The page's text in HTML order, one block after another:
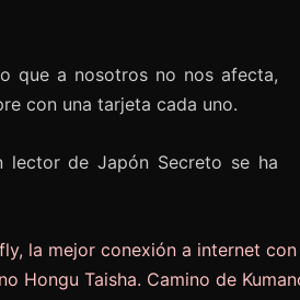
que a nosotros no nos afecta,
con una tarjeta cada uno.
lector de Japón Secreto se ha